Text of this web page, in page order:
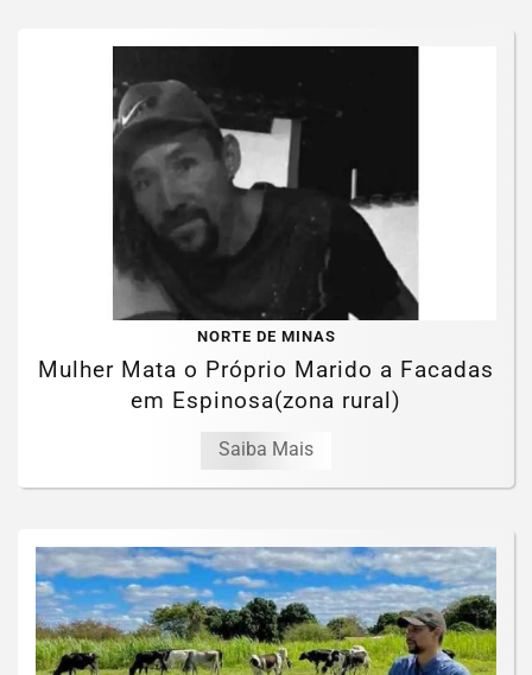
NORTE DE MINAS
Mulher Mata o Próprio Marido a Facadas
em Espinosa(zona rural)
Saiba Mais